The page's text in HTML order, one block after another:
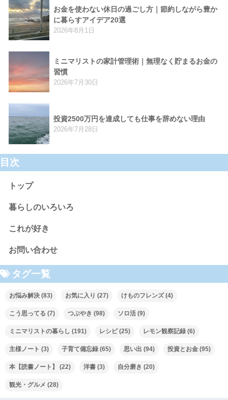
お金を使わない休日の過ごし方｜節約しながら豊か
に暮らすアイデア20選
2026年8月1日
ミニマリストの家計管理術｜無理なく貯まるお金の
習慣
2026年7月30日
投資2500万円を達成しても仕事を辞めない理由
2026年7月28日
目次
トップ
暮らしのいろいろ
これが好き
お問い合わせ
タグ一覧
お悩み解決 (83) お気に入り (27) けものフレンズ(4)
こう思ってる (7) つぶやき (98) ソロ活 (9)
ミニマリストの暮らし (191) レシピ(25) レモン観察記録 (6)
主様ノート (3) 子育て備忘録 (65) 思い出 (94) 投資とお金 (95)
本【読書ノート】 (22) 洋書 (3) 自分磨き (20)
観光・グルメ (28)